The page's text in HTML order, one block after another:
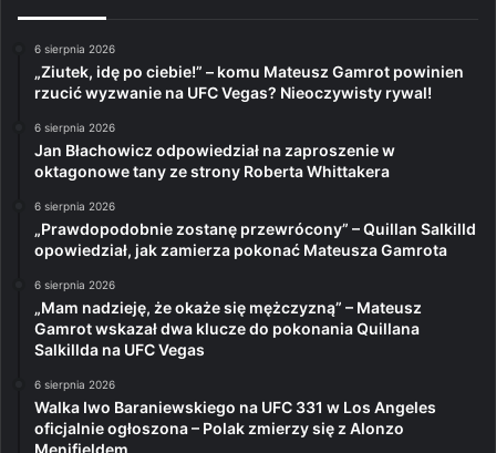
6 sierpnia 2026
„Ziutek, idę po ciebie!” – komu Mateusz Gamrot powinien
rzucić wyzwanie na UFC Vegas? Nieoczywisty rywal!
6 sierpnia 2026
Jan Błachowicz odpowiedział na zaproszenie w
oktagonowe tany ze strony Roberta Whittakera
6 sierpnia 2026
„Prawdopodobnie zostanę przewrócony” – Quillan Salkilld
opowiedział, jak zamierza pokonać Mateusza Gamrota
6 sierpnia 2026
„Mam nadzieję, że okaże się mężczyzną” – Mateusz
Gamrot wskazał dwa klucze do pokonania Quillana
Salkillda na UFC Vegas
6 sierpnia 2026
Walka Iwo Baraniewskiego na UFC 331 w Los Angeles
oficjalnie ogłoszona – Polak zmierzy się z Alonzo
Menifieldem